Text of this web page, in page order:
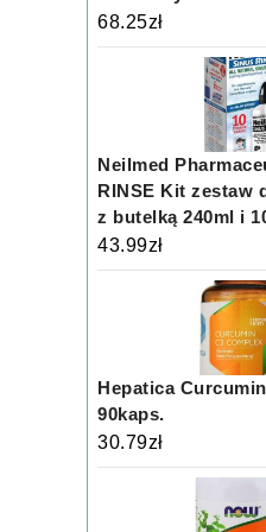
68.25zł
Neilmed
RINSE Kit zestaw
z butelką 240ml i
43.99zł
Hepatica
90kaps.
30.79zł